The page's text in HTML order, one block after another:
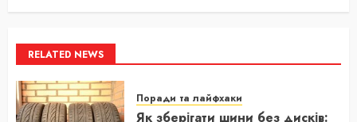
RELATED NEWS
Поради та лайфхаки
Як зберігати шини без дисків: